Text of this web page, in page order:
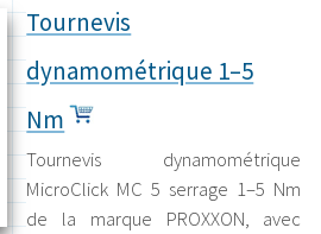
Tournevis
dynamométrique 1–5
Nm
Tournevis dynamométrique
MicroClick MC 5 serrage 1–5 Nm
de la marque PROXXON, avec